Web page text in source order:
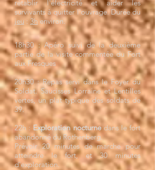
rétablir l'électricité et aider les
survivants à quitter l'ouvrage. Durée du
jeu :3h environ.
18h30 : Apéro suivi de la deuxième
partie de la visite commentée du Fort
aux Fresques
20h30 : Repas servi dans le Foyer du
Soldat. Saucisses Lorraine et Lentilles
vertes, un plat typique des soldats de
39.
​22h : Exploration nocturnedans le fort
abandonné du Rothenberg.
Prévoir 20 minutes de marche pour
atteindre le fort, et 30 minutes
d'exploration.